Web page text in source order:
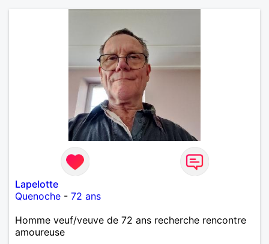
Lapelotte
Quenoche - 72 ans
Homme veuf/veuve de 72 ans recherche rencontre
amoureuse